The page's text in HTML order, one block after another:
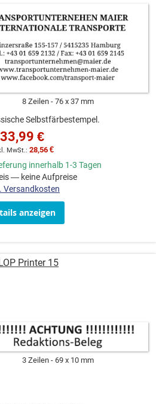
8 Zeilen 76 x 37 mm
Selbstfärbestempel.
33,99 €
28,56 €
innerhalb 1-3 Tagen
— keine Aufpreise
Versandkosten
anzeigen
Printer 15
3 Zeilen 69 x 10 mm